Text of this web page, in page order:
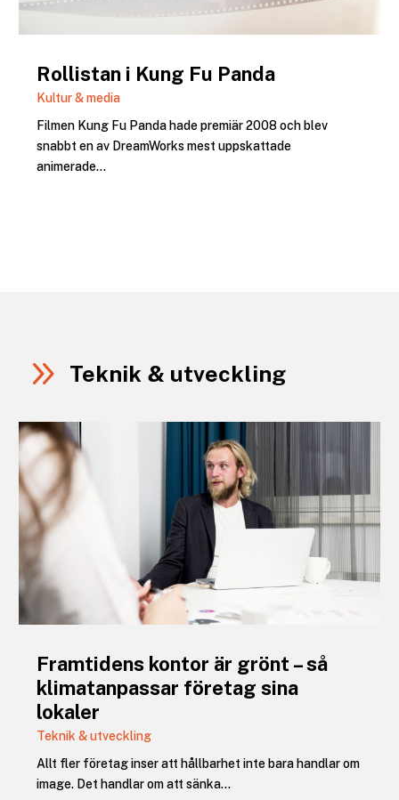
Rollistan i Kung Fu Panda
Kultur & media
Filmen Kung Fu Panda hade premiär 2008 och blev
snabbt en av DreamWorks mest uppskattade
animerade...
9 Teknik & utveckling
Framtidens kontor är grönt – så
klimatanpassar företag sina
lokaler
Teknik & utveckling
Allt fler företag inser att hållbarhet inte bara handlar om
image. Det handlar om att sänka...